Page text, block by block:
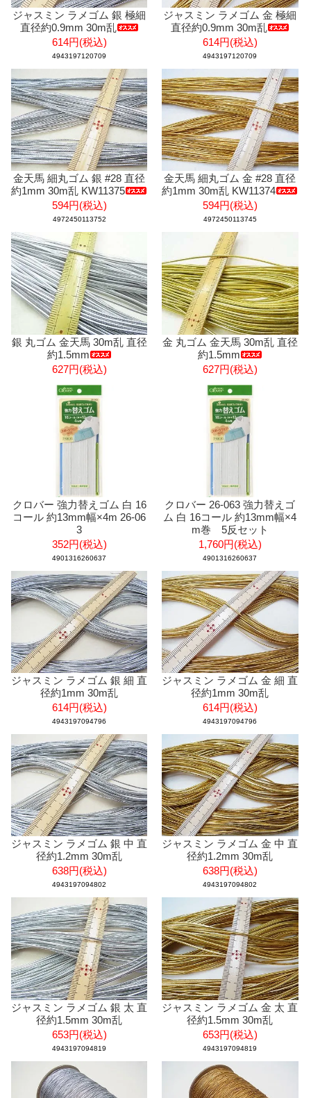
ジャスミン ラメゴム 銀 極細
直径約0.9mm 30m乱
614円(税込)
4943197120709
ジャスミン ラメゴム 金 極細
直径約0.9mm 30m乱
614円(税込)
4943197120709
金天馬 細丸ゴム 銀 #28 直径
約1mm 30m乱 KW11375
594円(税込)
4972450113752
金天馬 細丸ゴム 金 #28 直径
約1mm 30m乱 KW11374
594円(税込)
4972450113745
銀 丸ゴム 金天馬 30m乱 直径
約1.5mm
627円(税込)
金 丸ゴム 金天馬 30m乱 直径
約1.5mm
627円(税込)
クロバー 強力替えゴム 白 16
コール 約13mm幅×4m 26-06
3
352円(税込)
4901316260637
クロバー 26-063 強力替えゴ
ム 白 16コール 約13mm幅×4
m巻 5反セット
1,760円(税込)
4901316260637
ジャスミン ラメゴム 銀 細 直
径約1mm 30m乱
614円(税込)
4943197094796
ジャスミン ラメゴム 金 細 直
径約1mm 30m乱
614円(税込)
4943197094796
ジャスミン ラメゴム 銀 中 直
径約1.2mm 30m乱
638円(税込)
4943197094802
ジャスミン ラメゴム 金 中 直
径約1.2mm 30m乱
638円(税込)
4943197094802
ジャスミン ラメゴム 銀 太 直
径約1.5mm 30m乱
653円(税込)
4943197094819
ジャスミン ラメゴム 金 太 直
径約1.5mm 30m乱
653円(税込)
4943197094819